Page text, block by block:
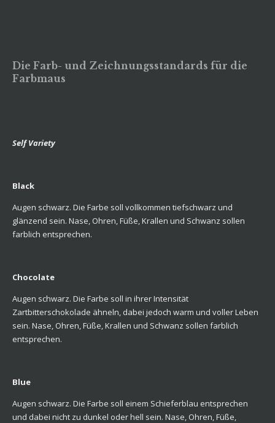
Die Farb- und Zeichnungsstandards für die
Farbmaus
Self Variety
Black
Augen schwarz. Die Farbe soll vollkommen tiefschwarz und
glänzend sein. Nase, Ohren, Füße, Krallen und Schwanz sollen
farblich entsprechen.
Chocolate
Augen schwarz. Die Farbe soll in ihrer Intensität
Zartbitterschokolade ähneln, dabei jedoch warm und voller Leben
sein. Nase, Ohren, Füße, Krallen und Schwanz sollen farblich
entsprechen.
Blue
Augen schwarz. Die Farbe soll einem Schieferblau entsprechen
und dabei nicht zu dunkel oder hell sein. Nase, Ohren, Füße,